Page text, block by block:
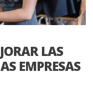
LAS
EMPRESAS